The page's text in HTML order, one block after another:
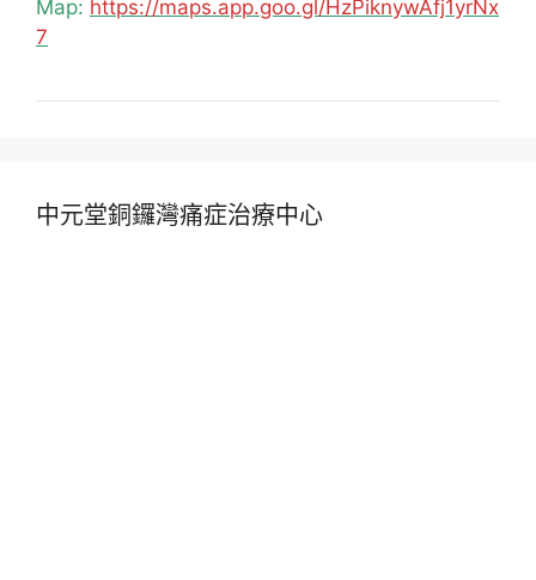
Map: https://maps.app.goo.gl/HzPiknywAfj1yrNx
7
中元堂銅鑼灣痛症治療中心